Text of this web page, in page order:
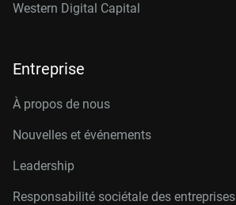
Western Digital Capital
Entreprise
À propos de nous
Nouvelles et événements
Leadership
Responsabilité sociétale des entreprises